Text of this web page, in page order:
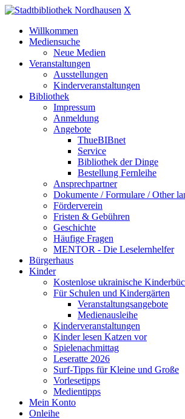
X
Willkommen
Mediensuche
Neue Medien
Veranstaltungen
Ausstellungen
Kinderveranstaltungen
Bibliothek
Impressum
Anmeldung
Angebote
ThueBIBnet
Service
Bibliothek der Dinge
Bestellung Fernleihe
Ansprechpartner
Dokumente / Formulare / Other
Förderverein
Fristen & Gebühren
Geschichte
Häufige Fragen
MENTOR - Die Leselernhelfer
Bürgerhaus
Kinder
Kostenlose ukrainische
Für Schulen und Kindergärten
Veranstaltungsangebote
Medienausleihe
Kinderveranstaltungen
Kinder lesen Katzen vor
Spielenachmittag
Leseratte 2026
Surf-Tipps für Kleine und Große
Vorlesetipps
Medientipps
Mein Konto
Onleihe